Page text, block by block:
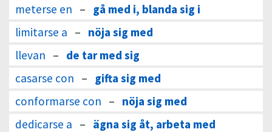
meterse en – gå med i, blanda sig i
limitarse a – nöja sig med
llevan – de tar med sig
casarse con – gifta sig med
conformarse con – nöja sig med
dedicarse a – ägna sig åt, arbeta med